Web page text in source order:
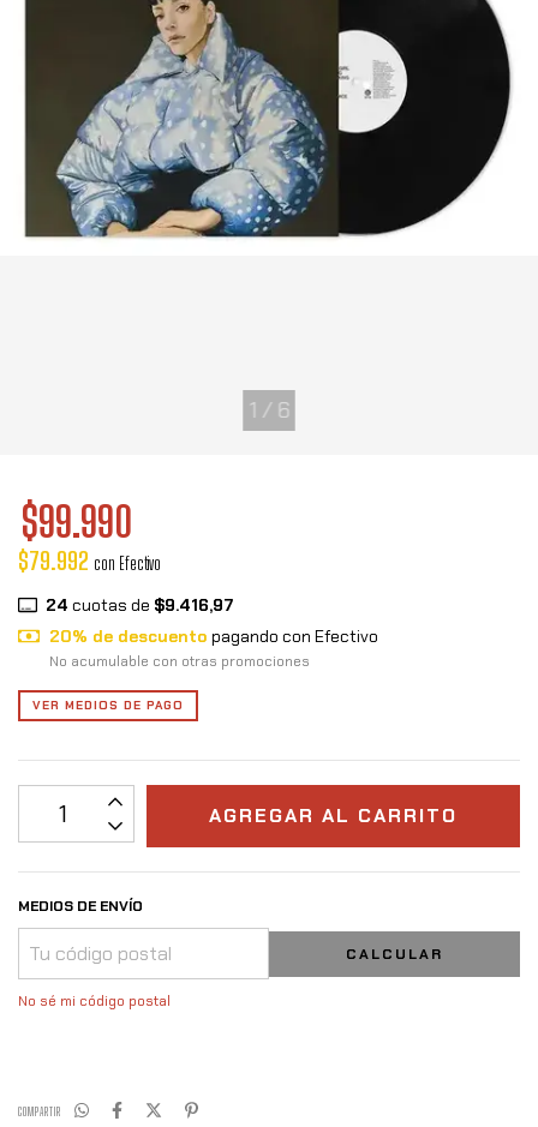
1 / 6
$99.990
$79.992 con Efectivo
24 cuotas de $9.416,97
20% de descuento pagando con Efectivo
No acumulable con otras promociones
VER MEDIOS DE PAGO
MEDIOS DE ENVÍO
CALCULAR
No sé mi código postal
COMPARTIR